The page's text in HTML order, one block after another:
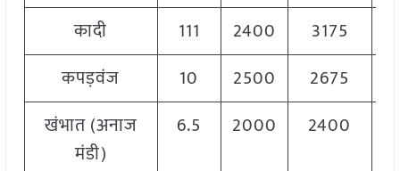
कादी
111 2400 3175
कपड़वंज
10 2500 2675
खंभात (अनाज
मंडी)
6.5 2000 2400